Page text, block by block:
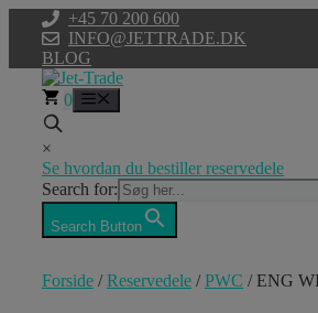
indhold
+45 70 200 600
INFO@JETTRADE.DK
BLOG
0
×
Se hvordan du bestiller reservedele
Search for:
Search Button
Forside /Reservedele /PWC / ENG